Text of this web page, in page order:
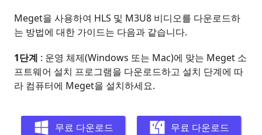
Meget을 사용하여 HLS 및 M3U8 비디오를 다운로드하
는 방법에 대한 가이드는 다음과 같습니다.
1단계 : 운영 체제(Windows 또는 Mac)에 맞는 Meget 소
프트웨어 설치 프로그램을 다운로드하고 설치 단계에 따
라 컴퓨터에 Meget을 설치하세요.
무료 다운로드 무료 다운로드